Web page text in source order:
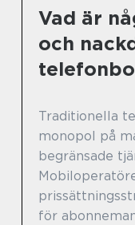
Vad är
och
Traditionella
monopol på
begränsade
för